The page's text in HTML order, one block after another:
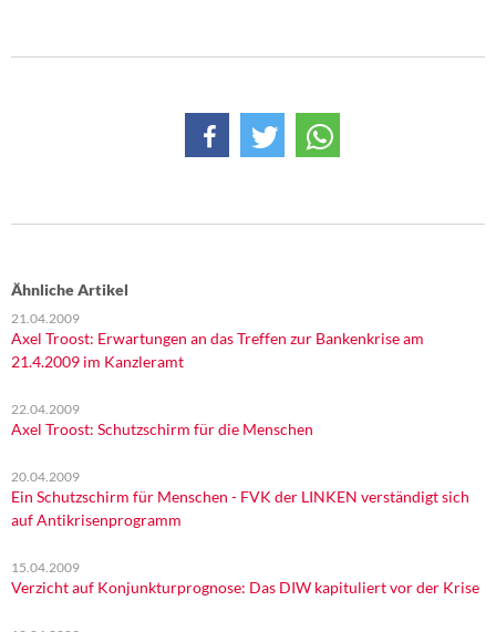
Ähnliche Artikel
21.04.2009
Axel Troost: Erwartungen an das Treffen zur Bankenkrise am
21.4.2009 im Kanzleramt
22.04.2009
Axel Troost: Schutzschirm für die Menschen
20.04.2009
Ein Schutzschirm für Menschen - FVK der LINKEN verständigt sich
auf Antikrisenprogramm
15.04.2009
Verzicht auf Konjunkturprognose: Das DIW kapituliert vor der Krise